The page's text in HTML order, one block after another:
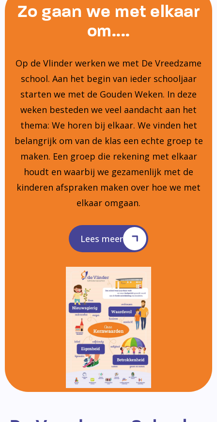
Zo gaan we met elkaar
om....
Op de Vlinder werken we met De Vreedzame
school. Aan het begin van ieder schooljaar
starten we met de Gouden Weken. In deze
weken besteden we veel aandacht aan het
thema: We horen bij elkaar. We vinden het
belangrijk om van de klas een echte groep te
maken. Een groep die rekening met elkaar
houdt en waarbij we gezamenlijk met de
kinderen afspraken maken over hoe we met
elkaar omgaan.
Lees meer